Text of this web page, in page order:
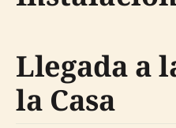
Llegada a
la Casa